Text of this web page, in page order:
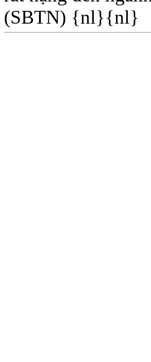
(SBTN) {nl}{nl}